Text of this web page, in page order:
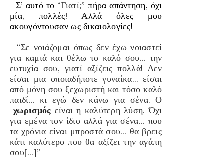
Σ’ αυτό το “Γιατί;” πήρα απάντηση, όχι
μία, πολλές! Αλλά όλες μου
ακουγόντουσαν ως δικαιολογίες!
“Σε νοιάζομαι όπως δεν έχω νοιαστεί
για καμιά και θέλω το καλό σου… την
ευτυχία σου, γιατί αξίζεις πολλά! Δεν
είσαι μια οποιαδήποτε γυναίκα… είσαι
από μόνη σου ξεχωριστή και τόσο καλό
παιδί… κι εγώ δεν κάνω για σένα. Ο
χωρισμός είναι η καλύτερη λύση. Όχι
για εμένα τον ίδιο αλλά για σένα… που
τα χρόνια είναι μπροστά σου… θα βρεις
κάτι καλύτερο που θα αξίζει την αγάπη
σου[…]”